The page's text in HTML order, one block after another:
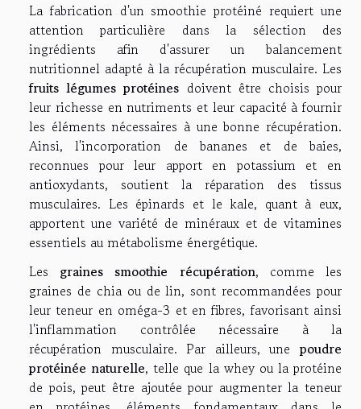
La fabrication d'un smoothie protéiné requiert une
attention particulière dans la sélection des
ingrédients afin d'assurer un balancement
nutritionnel adapté à la récupération musculaire. Les
fruits légumes protéines doivent être choisis pour
leur richesse en nutriments et leur capacité à fournir
les éléments nécessaires à une bonne récupération.
Ainsi, l'incorporation de bananes et de baies,
reconnues pour leur apport en potassium et en
antioxydants, soutient la réparation des tissus
musculaires. Les épinards et le kale, quant à eux,
apportent une variété de minéraux et de vitamines
essentiels au métabolisme énergétique.
Les graines smoothie récupération, comme les
graines de chia ou de lin, sont recommandées pour
leur teneur en oméga-3 et en fibres, favorisant ainsi
l'inflammation contrôlée nécessaire à la
récupération musculaire. Par ailleurs, une poudre
protéinée naturelle, telle que la whey ou la protéine
de pois, peut être ajoutée pour augmenter la teneur